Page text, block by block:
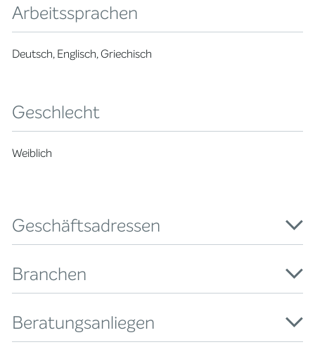
Arbeitssprachen
Deutsch, Englisch, Griechisch
Geschlecht
Weiblich
Geschäftsadressen
Branchen
Beratungsanliegen